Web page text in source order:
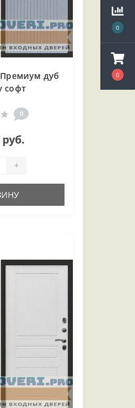
0
0
дуб
софт
0
руб.
+